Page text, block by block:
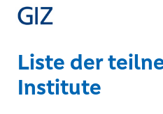
Liste der
Institute